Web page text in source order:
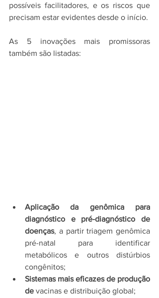
possíveis facilitadores, e os riscos que
precisam estar evidentes desde o início.
As 5 inovações mais promissoras
também são listadas:
Aplicação da genômica para
diagnóstico e pré-diagnóstico de
doenças, a partir triagem genômica
pré-natal para identificar
metabólicos e outros distúrbios
congênitos;
Sistemas mais eficazes de produção
de vacinas e distribuição global;